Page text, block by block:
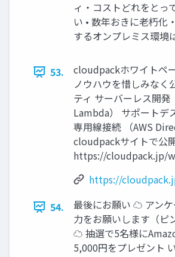
ィ・コストどれをとっ
い • 数年おきに老朽化
するオンプレミス環境
53.
cloudpackホワイトペ
ノウハウを惜しみなく
ティ サーバーレス開発
Lambda） サポートデ
専用線接続 （AWS
cloudpackサイトで公
https://cloudpack.jp/
https://
54.
最後にお願い ☁ アン
力をお願いします（ピ
☁ 抽選で5名様に
5,000円をプレゼント